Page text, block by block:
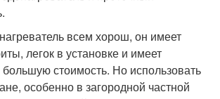
всем хорош, он имеет
легок в установке и имеет
стоимость. Но использовать
особенно в загородной частной